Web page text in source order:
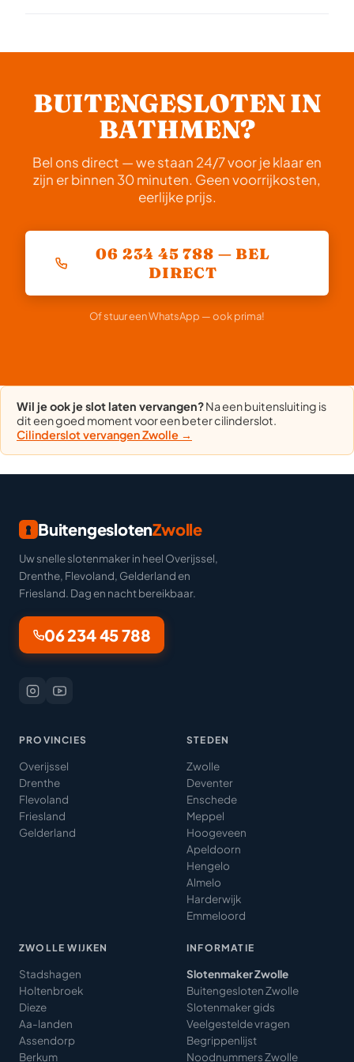
of slot. Alleen als het slot zelf al defect is, kan
vervanging nodig zijn.
BUITENGESLOTEN IN
BATHMEN?
Bel ons direct — we staan 24/7 voor je klaar en
zijn er binnen 30 minuten. Geen voorrijkosten,
eerlijke prijs.
06 234 45 788 — BEL
DIRECT
Of stuur een WhatsApp — ook prima!
Wil je ook je slot laten vervangen?Na een buitensluiting is
dit een goed moment voor een beter cilinderslot.
Cilinderslot vervangen Zwolle →
BuitengeslotenZwolle
Uw snelle slotenmaker in heel Overijssel,
Drenthe, Flevoland, Gelderland en
Friesland. Dag en nacht bereikbaar.
06 234 45 788
PROVINCIES
Overijssel
Drenthe
Flevoland
Friesland
Gelderland
STEDEN
Zwolle
Deventer
Enschede
Meppel
Hoogeveen
Apeldoorn
Hengelo
Almelo
Harderwijk
Emmeloord
ZWOLLE WIJKEN
Stadshagen
Holtenbroek
Dieze
Aa-landen
Assendorp
Berkum
INFORMATIE
Slotenmaker Zwolle
Buitengesloten Zwolle
Slotenmaker gids
Veelgestelde vragen
Begrippenlijst
Noodnummers Zwolle